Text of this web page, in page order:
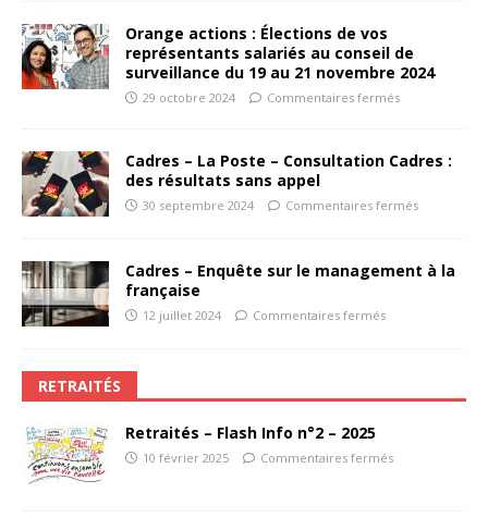
Orange actions : Élections de vos
représentants salariés au conseil de
surveillance du 19 au 21 novembre 2024
29 octobre 2024 Commentaires fermés
Cadres – La Poste – Consultation Cadres :
des résultats sans appel
30 septembre 2024 Commentaires fermés
Cadres – Enquête sur le management à la
française
12 juillet 2024 Commentaires fermés
RETRAITÉS
Retraités – Flash Info n°2 – 2025
10 février 2025 Commentaires fermés